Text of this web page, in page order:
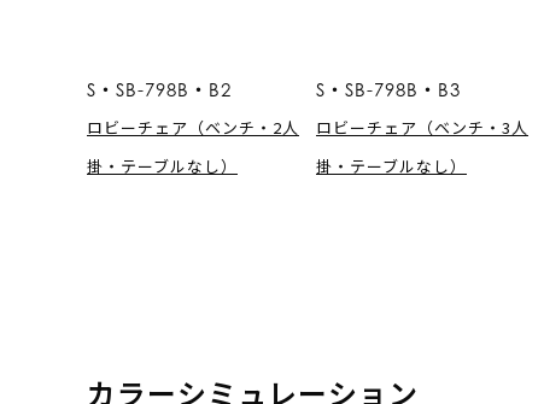
S・SB-798B・B2
ロビーチェア（ベンチ・2人
掛・テーブルなし）
S・SB-798B・B3
ロビーチェア（ベンチ・3人
掛・テーブルなし）
カラーシミュレーション